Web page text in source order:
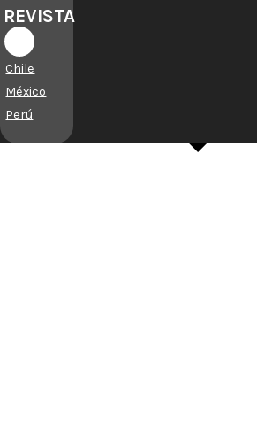
REVISTA
Chile
México
Perú